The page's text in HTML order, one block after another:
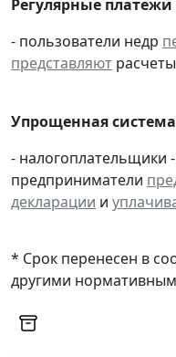
Регулярные
- пользователи недр
представляют
Упрощенная
- налогоплательщики
предприниматели
декларации и
* Срок перенесен в
другими